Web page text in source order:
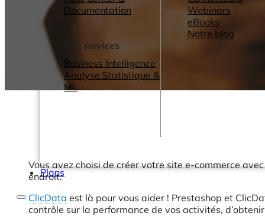
Documentation
Nos services
Business Intelligence
Analyse Statistique &
ML
Webinars
eBooks
Notre blog
Plans
Vous avez choisi de créer votre site e-commerce
endroit.
ClicData est là pour vous aider ! Prestashop et
contrôle sur la performance de vos activités,